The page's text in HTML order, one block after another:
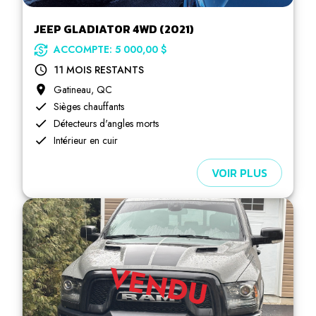
JEEP GLADIATOR 4WD (2021)
ACCOMPTE: 5 000,00 $
11 MOIS RESTANTS
Gatineau, QC
Sièges chauffants
Détecteurs d'angles morts
Intérieur en cuir
VOIR PLUS
VENDU